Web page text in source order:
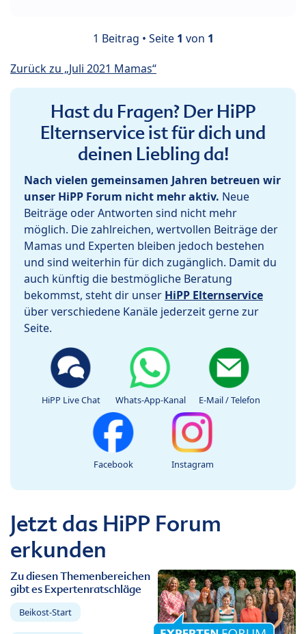
1 Beitrag • Seite 1 von 1
Zurück zu „Juli 2021 Mamas“
Hast du Fragen? Der HiPP
Elternservice ist für dich und
deinen Liebling da!
Nach vielen gemeinsamen Jahren betreuen wir
unser HiPP Forum nicht mehr aktiv. Neue
Beiträge oder Antworten sind nicht mehr
möglich. Die zahlreichen, wertvollen Beiträge der
Mamas und Experten bleiben jedoch bestehen
und sind weiterhin für dich zugänglich. Damit du
auch künftig die bestmögliche Beratung
bekommst, steht dir unser HiPP Elternservice
über verschiedene Kanäle jederzeit gerne zur
Seite.
HiPP Live Chat Whats-App-Kanal E-Mail / Telefon
Facebook Instagram
Jetzt das HiPP Forum
erkunden
Zu diesen Themenbereichen
gibt es Expertenratschläge
Beikost-Start